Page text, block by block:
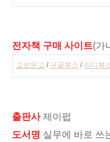
전자책 구매 사이트(가
교보문고 / 구글북스 / 리디북
출판사제이펍
도서명 실무에 바로 쓰